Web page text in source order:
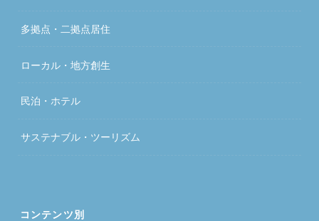
多拠点・二拠点居住
ローカル・地方創生
民泊・ホテル
サステナブル・ツーリズム
コンテンツ別